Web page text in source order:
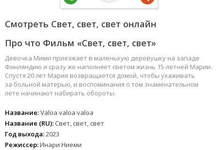
Смотреть Свет, свет, свет онлайн
Про что Фильм «Свет, свет, свет»
Девочка Мими приезжает в маленькую деревушку на западе
Финляндию и сразу же наполняет светом жизнь 15-летней Марии.
Спустя 20 лет Мария возвращается домой, чтобы ухаживать
за больной матерью, и воспоминания о том знаменательном
лете начинают набирать обороты.
Название:Valoa valoa valoa
Название (RU): Свет, свет, свет
Год выхода:2023
Режиссер:Инари Ниеми